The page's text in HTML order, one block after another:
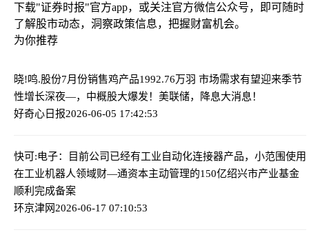
下载"证券时报"官方app，或关注官方微信公众号，即可随时
了解股市动态，洞察政策信息，把握财富机会。
为你推荐
晓!鸣.股份7月份销售鸡产品1992.76万羽 市场需求有望迎来季节
性增长深夜—，中概股大爆发！美联储，降息大消息！
好奇心日报2026-06-05 17:42:53
快可:电子：目前公司已经有工业自动化连接器产品，小范围使用
在工业机器人领域财—通资本主动管理的150亿绍兴市产业基金
顺利完成备案
环京津网2026-06-17 07:10:53